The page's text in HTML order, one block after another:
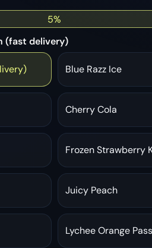
5%
(fast delivery)
Blue Razz Ice
Cherry Cola
Frozen Strawberry
Juicy Peach
Lychee Orange